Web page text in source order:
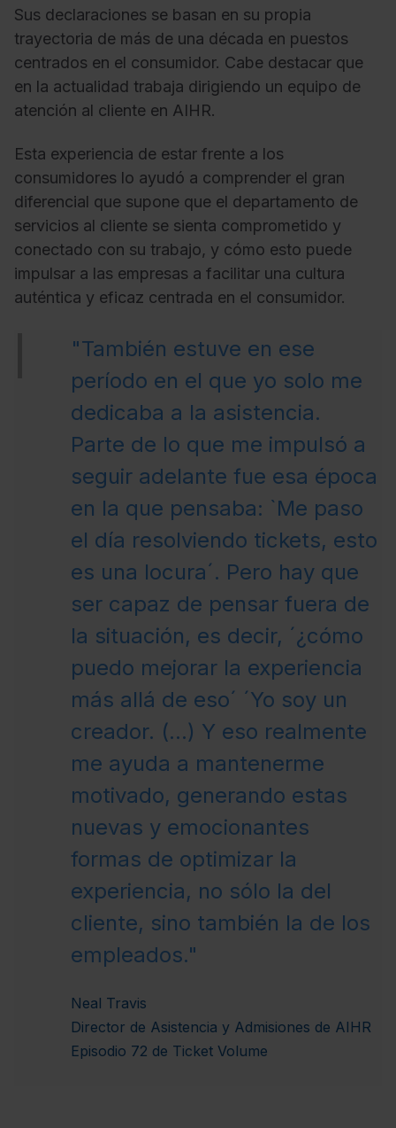
Sus declaraciones se basan en su propia
trayectoria de más de una década en puestos
centrados en el consumidor. Cabe destacar que
en la actualidad trabaja dirigiendo un equipo de
atención al cliente en AIHR.
Esta experiencia de estar frente a los
consumidores lo ayudó a comprender el gran
diferencial que supone que el departamento de
servicios al cliente se sienta comprometido y
conectado con su trabajo, y cómo esto puede
impulsar a las empresas a facilitar una cultura
auténtica y eficaz centrada en el consumidor.
"También estuve en ese
período en el que yo solo me
dedicaba a la asistencia.
Parte de lo que me impulsó a
seguir adelante fue esa época
en la que pensaba: `Me paso
el día resolviendo tickets, esto
es una locura´. Pero hay que
ser capaz de pensar fuera de
la situación, es decir, ´¿cómo
puedo mejorar la experiencia
más allá de eso´ ´Yo soy un
creador. (...) Y eso realmente
me ayuda a mantenerme
motivado, generando estas
nuevas y emocionantes
formas de optimizar la
experiencia, no sólo la del
cliente, sino también la de los
empleados."
Neal Travis
Director de Asistencia y Admisiones de AIHR
Episodio 72 de Ticket Volume